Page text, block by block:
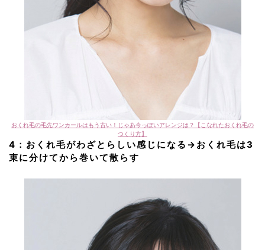
おくれ毛の毛先ワンカールはもう古い！じゃあ今っぽいアレンジは？【こなれたおくれ毛の
つくり方】
4：おくれ毛がわざとらしい感じになる→ おくれ毛は3
束に分けてから巻いて散らす